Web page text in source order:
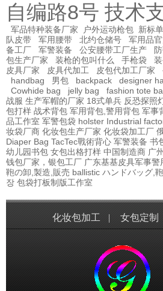
自编路8号 技术
军品特种装备厂家 户外运动枪包 新标
队皮带
军用腰带 北约仓储号 军用品
备工厂
军警装备 公安腰带工厂生产
包生产厂家
装枪的包叫什么 手枪袋
皮具厂家
皮具代加工 皮包代加工厂家
handbag
男包 backpack designer
Cowhide bag
jelly bag fashion tote
战服 生产军帽的厂家 18式单兵 反恐探照
包打样 战术背包 军用背包,警用背包 军事
品工作室 军警包袋 holster Industrial
妆袋厂商 化妆包生产厂家 化妆袋加工厂
Diaper Bag TacTec戰術背心 军警装备 书
幼儿园书包 女包出格打样 中国制造商 广
钱包厂家，银包工厂 广东基基皮具军事警
鞄の卸,製造,販売 ballistic ハンドバッグ,鞄
장 包袋打板制版工作室
化妆包加工 | 女包定制